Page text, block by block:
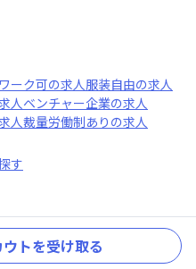
ーク可の求人服装自由の求人
人ベンチャー企業の求人
人裁量労働制あり の求人
す
トを受け取る